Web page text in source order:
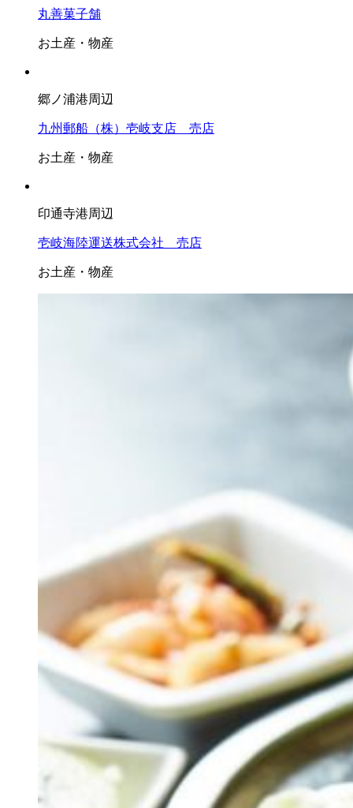
丸善菓子舗
お土産・物産
郷ノ浦港周辺
九州郵船（株）壱岐支店 売店
お土産・物産
印通寺港周辺
壱岐海陸運送株式会社 売店
お土産・物産